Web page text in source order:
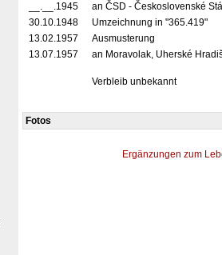
__.__.1945
an ČSD - Československé
30.10.1948
Umzeichnung in "365.419"
13.02.1957
Ausmusterung
13.07.1957
an Moravolak, Uherské
Verbleib unbekannt
Fotos
Ergänzungen zum